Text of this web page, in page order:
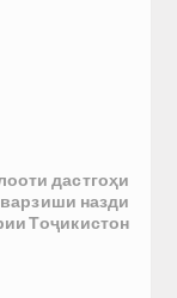
дастгоҳи
назди
Тоҷикистон